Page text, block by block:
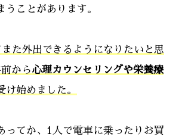
うことがあります。
た外出できるようになりたいと思
から心理カウンセリングや栄養療
け始めました。
ってか、1人で電車に乗ったりお買